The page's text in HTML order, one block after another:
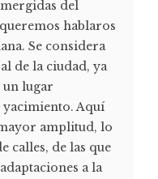
del
hablaros
Se considera
de la ciudad, ya
un lugar
Aquí
amplitud, lo
calles, de las que
a la